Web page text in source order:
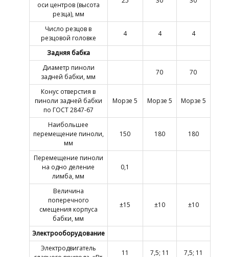
оси центров (высота
резца), мм
Число резцов в
резцовой головке
4 4 4
Задняя бабка
Диаметр пиноли
задней бабки, мм
70 70
Конус отверстия в
пиноли задней бабки
по ГОСТ 2847-67
Морзе 5 Морзе 5 Морзе 5
Наибольшее
перемещение пиноли,
мм
150 180 180
Перемещение пиноли
на одно деление
лимба, мм
0,1
Величина
поперечного
смещения корпуса
бабки, мм
±15 ±10 ±10
Электрооборудование
Электродвигатель
11 7,5; 11 7,5; 11